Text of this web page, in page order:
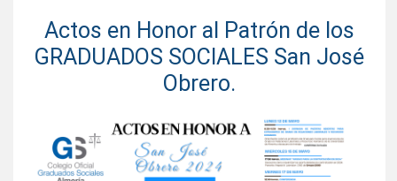
Actos en Honor al Patrón de los
GRADUADOS SOCIALES San José
Obrero.